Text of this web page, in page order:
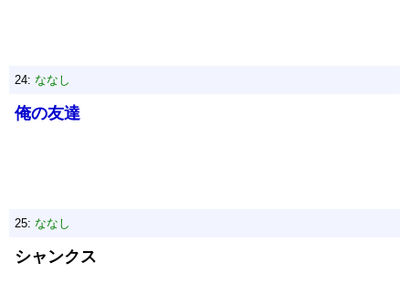
24: ななし
俺の友達
25: ななし
シャンクス